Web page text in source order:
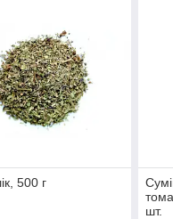
500 г
шт.